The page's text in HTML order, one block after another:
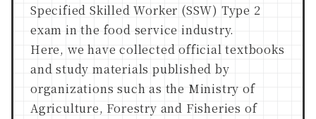
Specified Skilled Worker (SSW) Type 2
exam in the food service industry.
Here, we have collected official textbooks
and study materials published by
organizations such as the Ministry of
Agriculture, Forestry and Fisheries of